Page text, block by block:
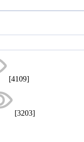
[4109]
[3203]